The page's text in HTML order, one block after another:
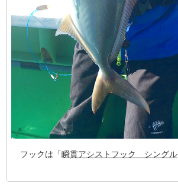
フックは「瞬貫アシストフック シングル